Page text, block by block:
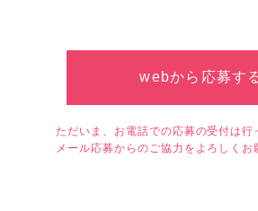
webから応募す
ただいま、お電話での応募の受付は行
メール応募からのご協力をよろしくお